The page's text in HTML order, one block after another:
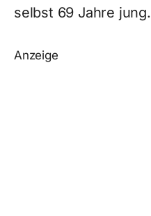
selbst 69 Jahre jung.
Anzeige